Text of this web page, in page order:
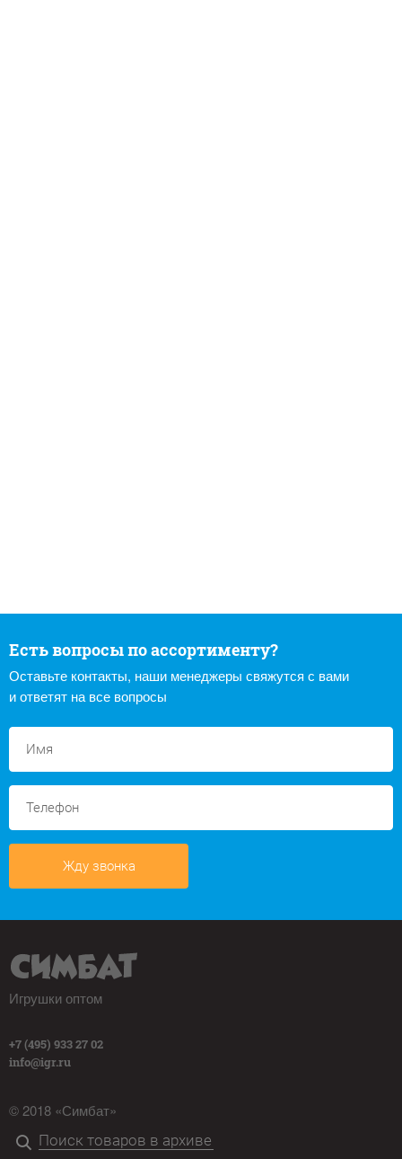
Есть вопросы по ассортименту?
Оставьте контакты, наши менеджеры свяжутся с вами
и ответят на все вопросы
Жду звонка
Игрушки оптом
+7 (495) 933 27 02
info@igr.ru
© 2018 «Симбат»